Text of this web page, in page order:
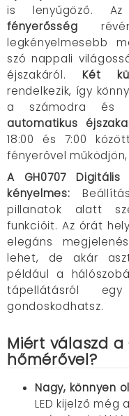
is lenyűgöző.
fényerősség
legkényelmesebb
szó nappali
éjszakáról. Két
rendelkezik, így
a számodra és
automatikus
18:00 és 7:00
fényerővel
A GH0707
kényelmes:
pillanatok alatt
funkcióit. Az órát
elegáns
lehet, de akár
például a
tápellátásról
gondoskodhatsz.
Miért válaszd a
hőmérővel?
Nagy, könnyen
LED kijelző még